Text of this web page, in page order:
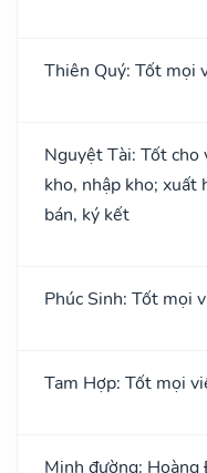
Thiên Quý: Tốt mọi
Nguyệt Tài: Tốt cho
kho, nhập kho; xuất
bán, ký kết
Phúc Sinh: Tốt mọi
Tam Hợp: Tốt mọi
Minh đường: